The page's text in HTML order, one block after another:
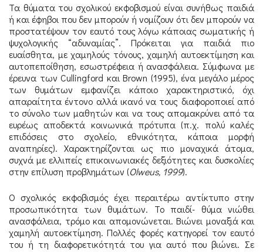
Τα θύματα του σχολικού εκφοβισμού είναι συνήθως παιδιά
ή και έφηβοι που δεν μπορούν ή νομίζουν ότι δεν μπορούν να
προστατέψουν τον εαυτό τους λόγω κάποιας σωματικής ή
ψυχολογικής “αδυναμίας”. Πρόκειται για παιδιά πιο
ευαίσθητα, με χαμηλούς τόνους, χαμηλή αυτοεκτίμηση και
αυτοπεποίθηση, εσωστρέφεια ή ανασφάλεια. Σύμφωνα με
έρευνα των Cullingford και Brown (1995), ένα μεγάλο μέρος
των θυμάτων εμφανίζει κάποιο χαρακτηριστικό, όχι
απαραίτητα έντονο αλλά ικανό να τους διαφοροποιεί από
το σύνολο των μαθητών και να τους απομακρύνει από τα
ευρέως αποδεκτά κοινωνικά πρότυπα (π.χ. πολύ καλές
επιδόσεις στο σχολείο, εθνικότητα, κάποια μορφή
αναπηρίες). Χαρακτηρίζονται ως πιο μοναχικά άτομα,
συχνά με ελλιπείς επικοινωνιακές δεξιότητες και δυσκολίες
στην επίλυση προβλημάτων (Olweus, 1999).
Ο σχολικός εκφοβισμός έχει περαιτέρω αντίκτυπο στην
προσωπικότητα των θυμάτων. Το παιδί- θύμα νιώθει
ανασφάλεια, τρόμο και απομονώνεται. Βιώνει μοναξιά και
χαμηλή αυτοεκτίμηση. Πολλές φορές κατηγορεί τον εαυτό
του ή τη διαφορετικότητά του για αυτό που βιώνει. Σε